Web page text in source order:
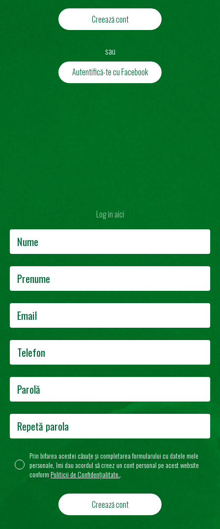
sau
Autentifică-te cu Facebook
Log in aici
Prin bifarea acestei căsuțe și completarea formularului cu datele mele
personale, îmi dau acordul să creez un cont personal pe acest website
conformPoliticii de Confidențialitate..